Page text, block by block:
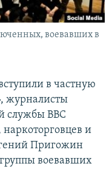
воевавших в
в частную
журналисты
службы BBC
и
Пригожин
воевавших